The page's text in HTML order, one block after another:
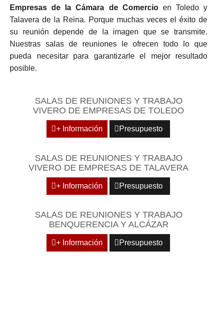
Empresas de la Cámara de Comercioen Toledo y
Talavera de la Reina. Porque muchas veces el éxito de
su reunión depende de la imagen que se transmite.
Nuestras salas de reuniones le ofrecen todo lo que
pueda necesitar para garantizarle el mejor resultado
posible.
SALAS DE REUNIONES Y TRABAJO
VIVERO DE EMPRESAS DE TOLEDO
+ Información Presupuesto
SALAS DE REUNIONES Y TRABAJO
VIVERO DE EMPRESAS DE TALAVERA
+ Información Presupuesto
SALAS DE REUNIONES Y TRABAJO
BENQUERENCIA Y ALCÁZAR
+ Información Presupuesto